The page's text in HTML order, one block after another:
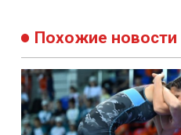
Похожие новости